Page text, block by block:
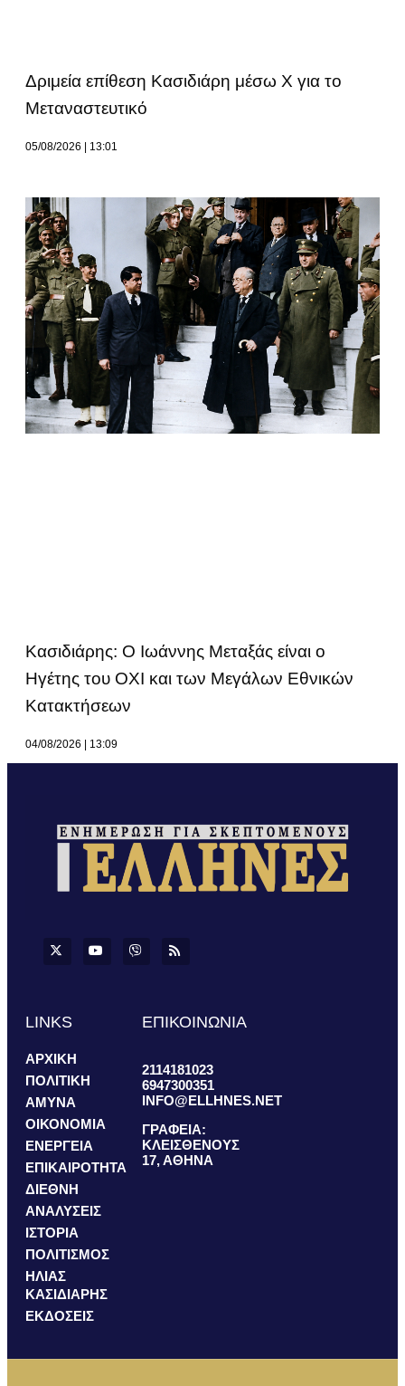
Δριμεία επίθεση Κασιδιάρη μέσω Χ για το
Μεταναστευτικό
05/08/2026 13:01
Κασιδιάρης: Ο Ιωάννης Μεταξάς είναι ο
Ηγέτης του ΟΧΙ και των Μεγάλων Εθνικών
Κατακτήσεων
04/08/2026 13:09
LINKS
ΑΡΧΙΚΗ
ΠΟΛΙΤΙΚΗ
ΑΜΥΝΑ
ΟΙΚΟΝΟΜΙΑ
ΕΝΕΡΓΕΙΑ
ΕΠΙΚΑΙΡΟΤΗΤΑ
ΔΙΕΘΝΗ
ΑΝΑΛΥΣΕΙΣ
ΙΣΤΟΡΙΑ
ΠΟΛΙΤΙΣΜΟΣ
ΗΛΙΑΣ
ΚΑΣΙΔΙΑΡΗΣ
ΕΚΔΟΣΕΙΣ
ΕΠΙΚΟΙΝΩΝΙΑ
2114181023
6947300351
INFO@ELLHNES.NET
ΓΡΑΦΕΙΑ:
ΚΛΕΙΣΘΕΝΟΥΣ
17, ΑΘΗΝΑ